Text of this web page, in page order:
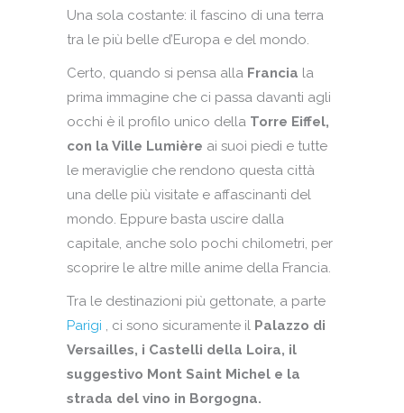
Una sola costante: il fascino di una terra
tra le più belle d’Europa e del mondo.
Certo, quando si pensa alla Francia la
prima immagine che ci passa davanti agli
occhi è il profilo unico della Torre Eiffel,
con la Ville Lumière ai suoi piedi e tutte
le meraviglie che rendono questa città
una delle più visitate e affascinanti del
mondo. Eppure basta uscire dalla
capitale, anche solo pochi chilometri, per
scoprire le altre mille anime della Francia.
Tra le destinazioni più gettonate, a parte
Parigi , ci sono sicuramente il Palazzo di
Versailles, i Castelli della Loira, il
suggestivo Mont Saint Michel e la
strada del vino in Borgogna.